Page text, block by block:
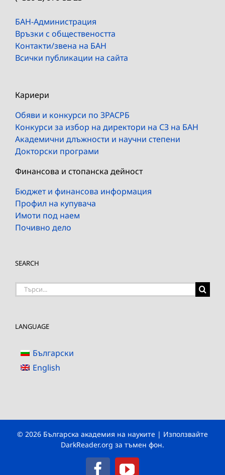
БАН-Администрация
Връзки с обществеността
Контакти/звена на БАН
Всички публикации на сайта
Кариери
Обяви и конкурси по ЗРАСРБ
Конкурси за избор на директори на СЗ на БАН
Академични длъжности и научни степени
Докторски програми
Финансова и стопанска дейност
Бюджет и финансова информация
Профил на купувача
Имоти под наем
Почивно дело
SEARCH
Търсене
LANGUAGE
Български
English
© 2026 Българска академия на науките | Използвайте
DarkReader.org за тъмен фон.